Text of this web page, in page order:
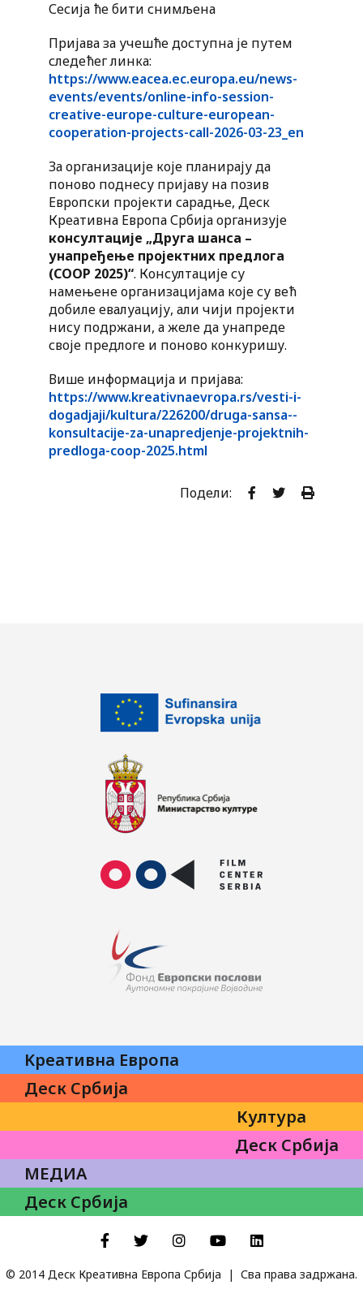
Сесија ће бити снимљена
Пријава за учешће доступна је путем
следећег линка:
https://www.eacea.ec.europa.eu/news-
events/events/online-info-session-
creative-europe-culture-european-
cooperation-projects-call-2026-03-23_en
За организације које планирају да
поново поднесу пријаву на позив
Европски пројекти сарадње, Деск
Креативна Европа Србија организује
консултације „Друга шанса –
унапређење пројектних предлога
(COOP 2025)“. Консултације су
намењене организацијама које су већ
добиле евалуацију, али чији пројекти
нису подржани, а желе да унапреде
своје предлоге и поново конкуришу.
Више информација и пријава:
https://www.kreativnaevropa.rs/vesti-i-
dogadjaji/kultura/226200/druga-sansa--
konsultacije-za-unapredjenje-projektnih-
predloga-coop-2025.html
Подели:
Kреативна Eвропа
Култура
МЕДИА
Деск Србија
Деск Србија
Деск Србија
FacebookTwitterInstagramYouTubeLinkedIn
© 2014 Деск Креативна Европа Србија | Сва права задржана.